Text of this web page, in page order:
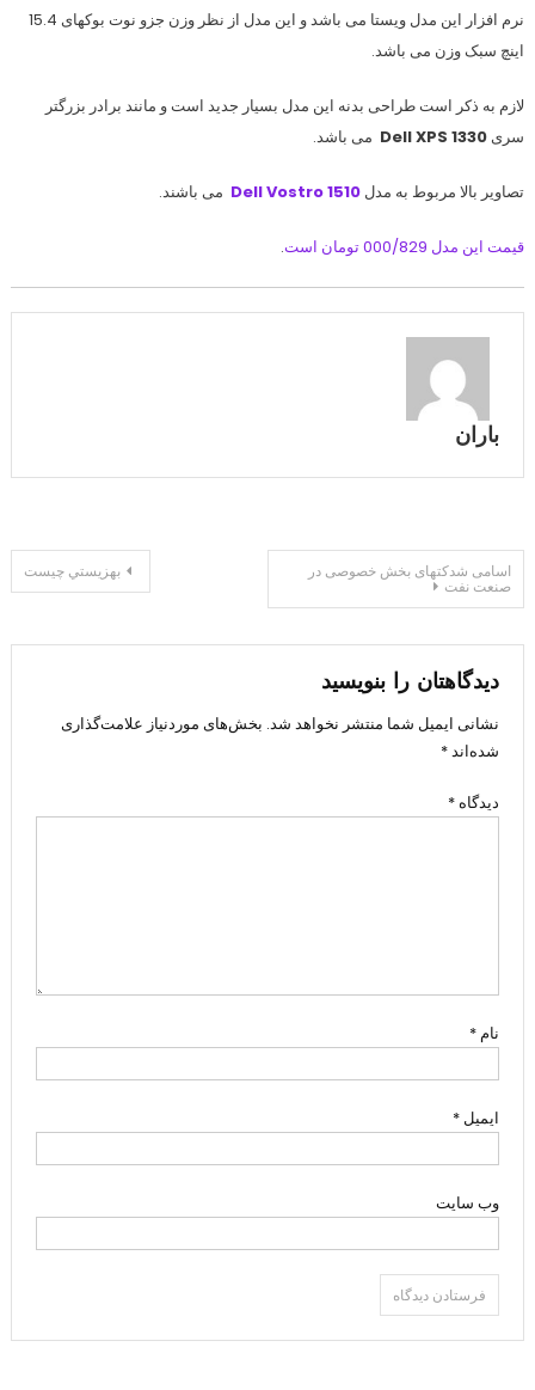
نرم افزار این مدل ویستا می باشد و این مدل از نظر وزن جزو نوت بوکهای 15.4
اینچ سبک وزن می باشد.
لازم به ذکر است طراحی بدنه این مدل بسیار جدید است و مانند برادر بزرگتر
سریDell XPS 1330 می باشد.
تصاویر بالا مربوط به مدل Dell Vostro 1510 می باشند.
قیمت این مدل 000/829 تومان است .
باران
راهبری
بهزيستي چیست اسامی شدکتهای بخش خصوصی در
صنعت نفت
دیدگاهتان را بنویسید
نشانی ایمیل شما منتشر نخواهد شد. بخش‌های موردنیاز علامت‌گذاری
شده‌اند*
دیدگاه *
نام*
ایمیل *
وب‌ سایت